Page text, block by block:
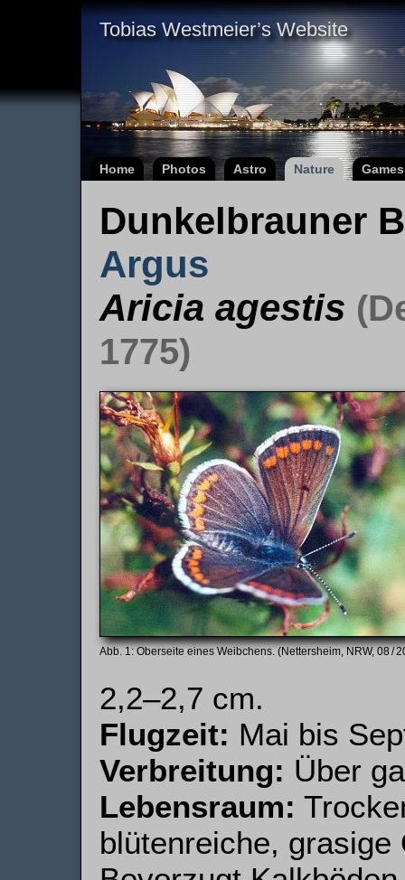
Tobias Westmeier’s Website
Home Photos Astro Nature Games
Dunkelbrauner
Argus
Aricia agestis
1775)
Oberseite eines Weibchens. (Nettersheim, NRW, 08 /
2,2–2,7 cm.
Flugzeit: Mai bis
Verbreitung: Über
Lebensraum:
blütenreiche,